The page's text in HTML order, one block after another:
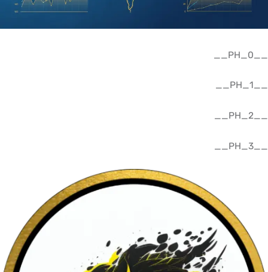
__PH_0__
__PH_1__
__PH_2__
__PH_3__